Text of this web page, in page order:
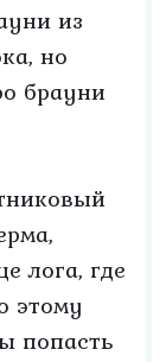
из
но
брауни
лога, где
этому
попасть